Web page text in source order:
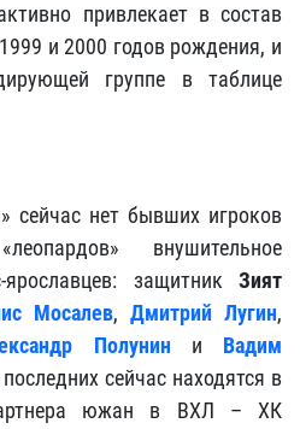
привлекает в состав
и 2000 годов рождения, и
группе в таблице
сейчас нет бывших игроков
внушительное
ярославцев: защитник Зият
Мосалев, Дмитрий Лугин,
Полунин и Вадим
сейчас находятся в
южан в ВХЛ – ХК